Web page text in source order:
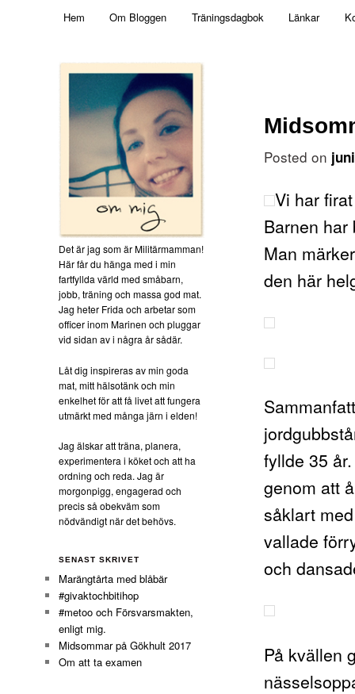
Militärmamman
Skip to primary content
Hem Om Bloggen Träningsdagbok Länkar
Posted on
Vi har
Barnen
Man
den här
fyllde 35
genom att
såklart
vallade
och
På kvällen
Det är jag som är Militärmamman!
Här får du hänga med i min
fartfyllda värld med småbarn,
jobb, träning och massa god mat.
Jag heter Frida och arbetar som
officer inom Marinen och pluggar
vid sidan av i några år sådär.
Låt dig inspireras av min goda
mat, mitt hälsotänk och min
enkelhet för att få livet att fungera
utmärkt med många järn i elden!
Jag älskar att träna, planera,
experimentera i köket och att ha
ordning och reda. Jag är
morgonpigg, engagerad och
precis så obekväm som
nödvändigt när det behövs.
SENAST SKRIVET
Marängtårta med blåbär
#givaktochbitihop
#metoo och Försvarsmakten,
enligt mig.
Midsommar på Gökhult 2017
Om att ta examen